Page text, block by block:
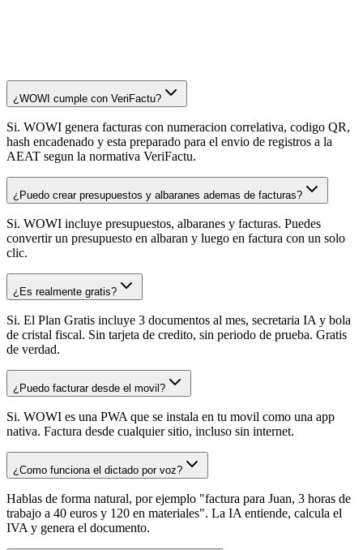
¿WOWI cumple con VeriFactu?
Si. WOWI genera facturas con numeracion correlativa, codigo QR,
hash encadenado y esta preparado para el envio de registros a la
AEAT segun la normativa VeriFactu.
¿Puedo crear presupuestos y albaranes ademas de facturas?
Si. WOWI incluye presupuestos, albaranes y facturas. Puedes
convertir un presupuesto en albaran y luego en factura con un solo
clic.
¿Es realmente gratis?
Si. El Plan Gratis incluye 3 documentos al mes, secretaria IA y bola
de cristal fiscal. Sin tarjeta de credito, sin periodo de prueba. Gratis
de verdad.
¿Puedo facturar desde el movil?
Si. WOWI es una PWA que se instala en tu movil como una app
nativa. Factura desde cualquier sitio, incluso sin internet.
¿Como funciona el dictado por voz?
Hablas de forma natural, por ejemplo "factura para Juan, 3 horas de
trabajo a 40 euros y 120 en materiales". La IA entiende, calcula el
IVA y genera el documento.